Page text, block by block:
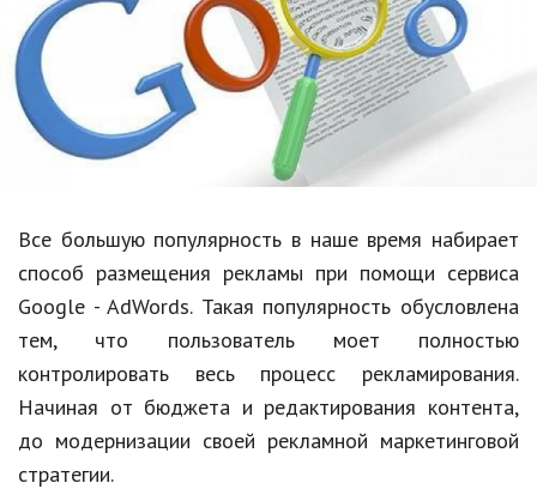
Образование
В мире
Культура
Спорт
Знаменитости
Статьи
Обзоры
Рецепты
Все большую популярность в наше время набирает
способ размещения рекламы при помощи сервиса
Google - AdWords. Такая популярность обусловлена
тем, что пользователь моет полностью
контролировать весь процесс рекламирования.
Начиная от бюджета и редактирования контента,
до модернизации своей рекламной маркетинговой
стратегии.